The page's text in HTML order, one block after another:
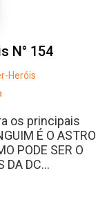
N° 154
Heróis
os principais
É O ASTRO
PODE SER O
DA DC...